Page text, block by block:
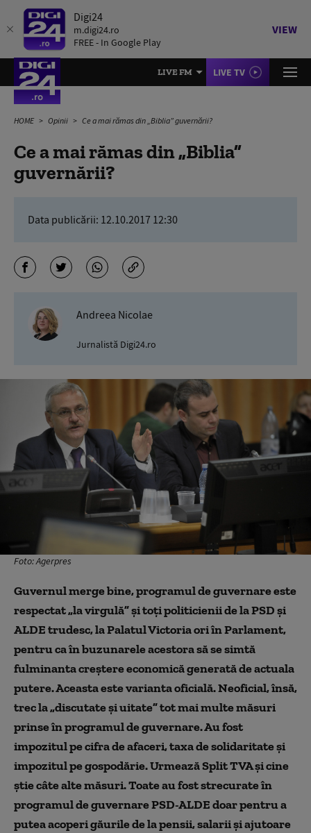
Digi24
m.digi24.ro
FREE - In Google Play
VIEW
LIVE FM LIVE TV
HOME Opinii Ce a mai rămas din „Biblia” guvernării?
Ce a mai rămas din „Biblia”
guvernării?
Data publicării: 12.10.2017 12:30
Andreea Nicolae
Jurnalistă Digi24.ro
Foto: Agerpres
Guvernul merge bine, programul de guvernare este
respectat „la virgulă” și toți politicienii de la PSD și
ALDE trudesc, la Palatul Victoria ori în Parlament,
pentru ca în buzunarele acestora să se simtă
fulminanta creștere economică generată de actuala
putere. Aceasta este varianta oficială. Neoficial, însă,
trec la „discutate și uitate” tot mai multe măsuri
prinse în programul de guvernare. Au fost
impozitul pe cifra de afaceri, taxa de solidaritate și
impozitul pe gospodărie. Urmează Split TVA și cine
știe câte alte măsuri. Toate au fost strecurate în
programul de guvernare PSD-ALDE doar pentru a
putea acoperi găurile de la pensii, salarii și ajutoare